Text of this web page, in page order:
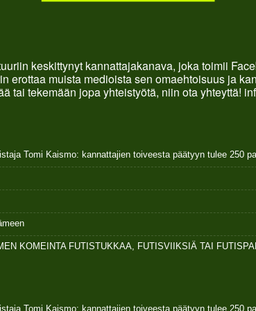
keskittynyt kannattajakanava, joka toimii
erottaa muista medioista sen omaehtoisuus ja
tai tekemään jopa yhteistyötä, niin ota yhteyttä!
Tomi Kaismo: kannattajien toiveesta päätyyn tulee 250
KOMEINTA FUTISTUKKAA, FUTISVIIKSIÄ TAI
Tomi Kaismo: kannattajien toiveesta päätyyn tulee 250